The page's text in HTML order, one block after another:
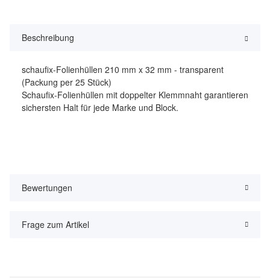
Beschreibung
schaufix-Folienhüllen 210 mm x 32 mm - transparent
(Packung per 25 Stück)
Schaufix-Folienhüllen mit doppelter Klemmnaht garantieren
sichersten Halt für jede Marke und Block.
Bewertungen
Frage zum Artikel